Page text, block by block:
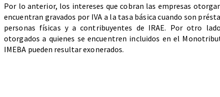
Por lo anterior, los intereses que cobran las empresas
encuentran gravados por IVA a la tasa básica cuando son
personas físicas y a contribuyentes de IRAE. Por otro
otorgados a quienes se encuentren incluidos en el
IMEBA pueden resultar exonerados.